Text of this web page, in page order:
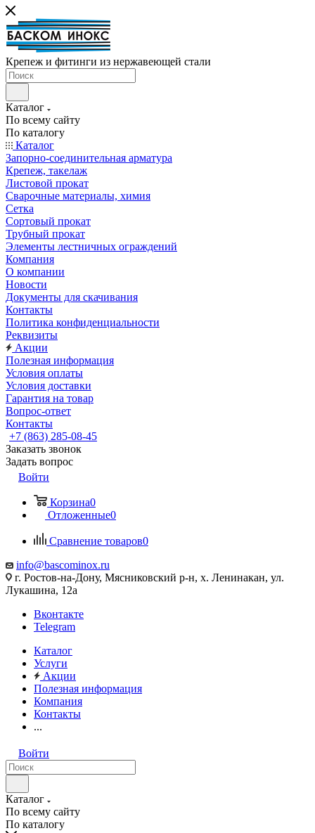
Крепеж и фитинги из нержавеющей стали
Каталог
По всему сайту
По каталогу
Каталог
Запорно-соединительная арматура
Крепеж, такелаж
Листовой прокат
Сварочные материалы, химия
Сетка
Сортовый прокат
Трубный прокат
Элементы лестничных ограждений
Компания
О компании
Новости
Документы для скачивания
Контакты
Политика конфиденциальности
Реквизиты
Акции
Полезная информация
Условия оплаты
Условия доставки
Гарантия на товар
Вопрос-ответ
Контакты
+7 (863) 285-08-45
Заказать звонок
Задать вопрос
Войти
Корзина0
Отложенные0
Сравнение товаров0
info@bascominox.ru
г. Ростов-на-Дону, Мясниковский р-н, х. Ленинакан, ул.
Лукашина, 12а
Вконтакте
Telegram
Каталог
Услуги
Акции
Полезная информация
Компания
Контакты
...
Войти
Каталог
По всему сайту
По каталогу